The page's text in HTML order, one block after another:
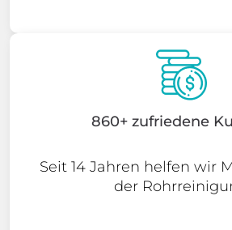
860+ zufriedene
Seit 14 Jahren helfen wir
der